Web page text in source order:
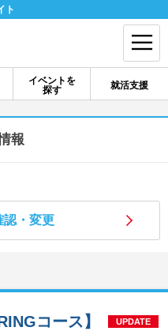
ト
イベントを
探す
就活支援
ログイン
ID・パスワードを忘れた方はこちら
】
【1～3年生】
お知らせ
報
認・変更
コース】 UPDATE